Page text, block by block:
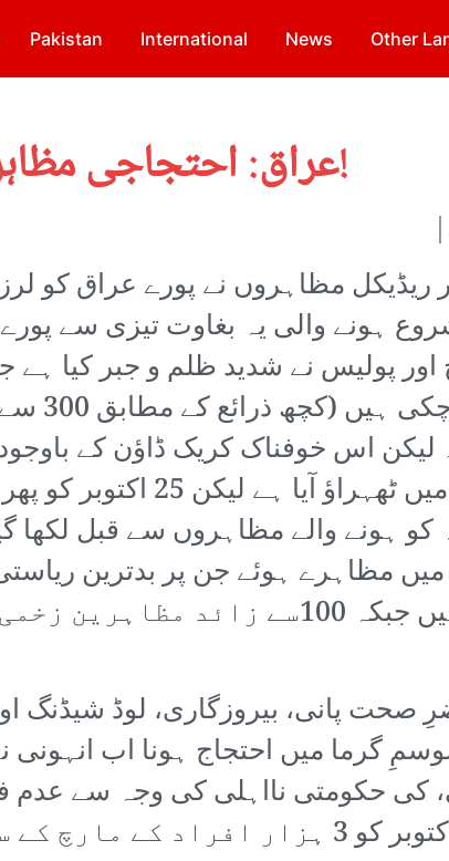
Pakistan International News Other
عراق: احتجاجی مظاہروں سے پورا ملک لرز اٹھا!
ریڈیکل مظاہروں نے پورے عراق کو
ہونے والی یہ بغاوت تیزی سے پورے
پولیس نے شدید ظلم و جبر کیا
کی وجہ سے کم از کم 150 اموات ہو چکی ہیں (کچھ
ہیں۔ لیکن اس خوفناک کریک ڈاؤن کے
احتجاج نہیں رکے۔ 8 اکتوبر
ہونے والے مظاہروں سے قبل لکھا
مظاہرے ہوئے جن پر بدترین
پانی، بیروزگاری، لوڈ شیڈنگ
گرما میں احتجاج ہونا اب
کی حکومتی نااہلی کی وجہ سے
چڑھا دیتے ہیں۔ لیکن اس مرتبہ یکم اکتوبر کو